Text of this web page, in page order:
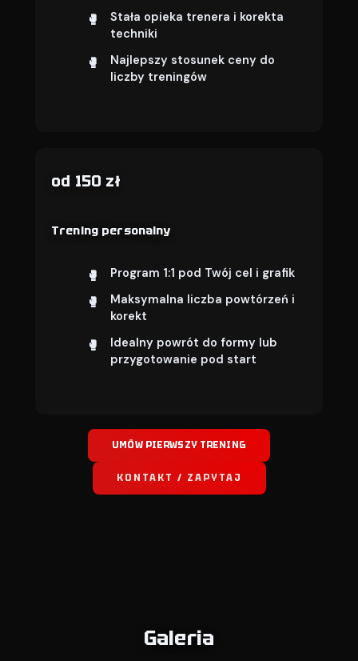
Stała opieka trenera i korekta
techniki
Najlepszy stosunek ceny do
liczby treningów
od 150 zł
Trening personalny
Program 1:1 pod Twój cel i grafik
Maksymalna liczba powtórzeń i
korekt
Idealny powrót do formy lub
przygotowanie pod start
UMÓW PIERWSZY TRENING
KONTAKT / ZAPYTAJ
Galeria